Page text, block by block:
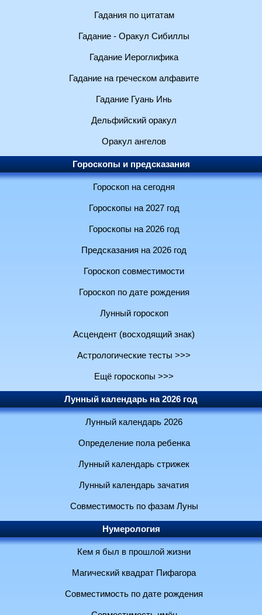
Гадания по цитатам
Гадание - Оракул Сибиллы
Гадание Иероглифика
Гадание на греческом алфавите
Гадание Гуань Инь
Дельфийский оракул
Оракул ангелов
Гороскопы и предсказания
Гороскоп на сегодня
Гороскопы на 2027 год
Гороскопы на 2026 год
Предсказания на 2026 год
Гороскоп совместимости
Гороскоп по дате рождения
Лунный гороскоп
Асцендент (восходящий знак)
Астрологические тесты >>>
Ещё гороскопы >>>
Лунный календарь на 2026 год
Лунный календарь 2026
Определение пола ребенка
Лунный календарь стрижек
Лунный календарь зачатия
Совместимость по фазам Луны
Нумерология
Кем я был в прошлой жизни
Магический квадрат Пифагора
Совместимость по дате рождения